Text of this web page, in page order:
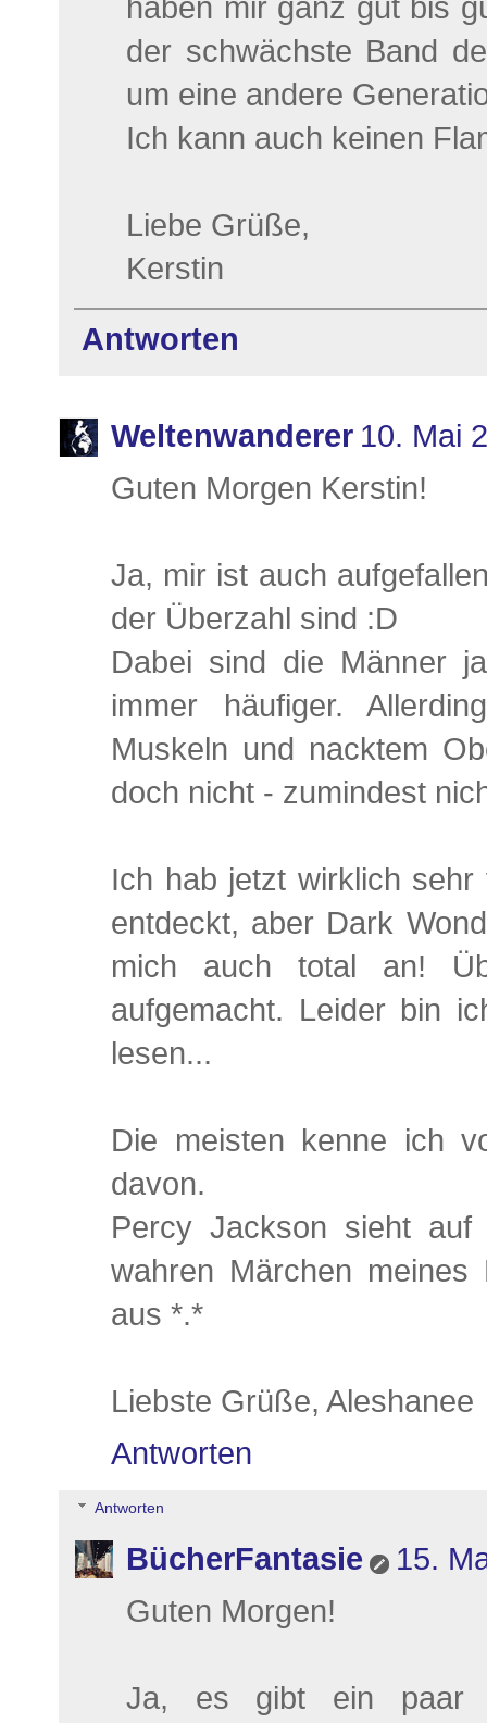
haben mir ganz gut bis
der schwächste Band
um eine andere
Ich kann auch keinen
Liebe Grüße,
Kerstin
Antworten
Weltenwanderer 10. Mai
Guten Morgen Kerstin!
Ja, mir ist auch
der Überzahl sind :D
Dabei sind die Männer
immer häufiger.
Muskeln und nacktem
doch nicht - zumindest
Ich hab jetzt wirklich
entdeckt, aber Dark
mich auch total an!
aufgemacht. Leider bin
lesen...
Die meisten kenne ich
davon.
Percy Jackson sieht
wahren Märchen
aus *.*
Liebste Grüße, Aleshanee
Antworten
Antworten
BücherFantasie
15.
Guten Morgen!
Ja, es gibt ein paar